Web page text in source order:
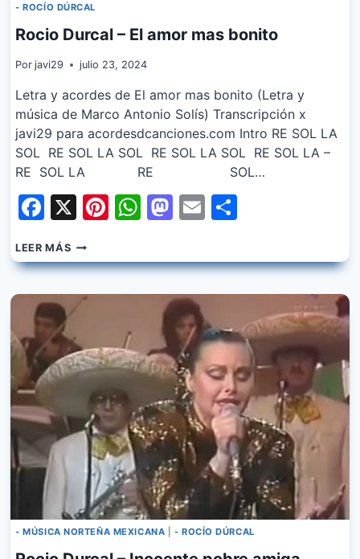
- ROCÍO DÚRCAL
Rocio Durcal – El amor mas bonito
Por javi29 julio 23, 2024
Letra y acordes de El amor mas bonito (Letra y
música de Marco Antonio Solís) Transcripción x
javi29 para acordesdcanciones.com Intro RE SOL LA
SOL RE SOL LA SOL RE SOL LA SOL RE SOL LA –
RE SOL LA RE SOL…
Facebook
X Pinterest
WhatsApp
Mastodon
Email
LEER MÁSROCIO
DURCAL
–
BONITO
- MÚSICA NORTEÑA MEXICANA - ROCÍO DÚRCAL